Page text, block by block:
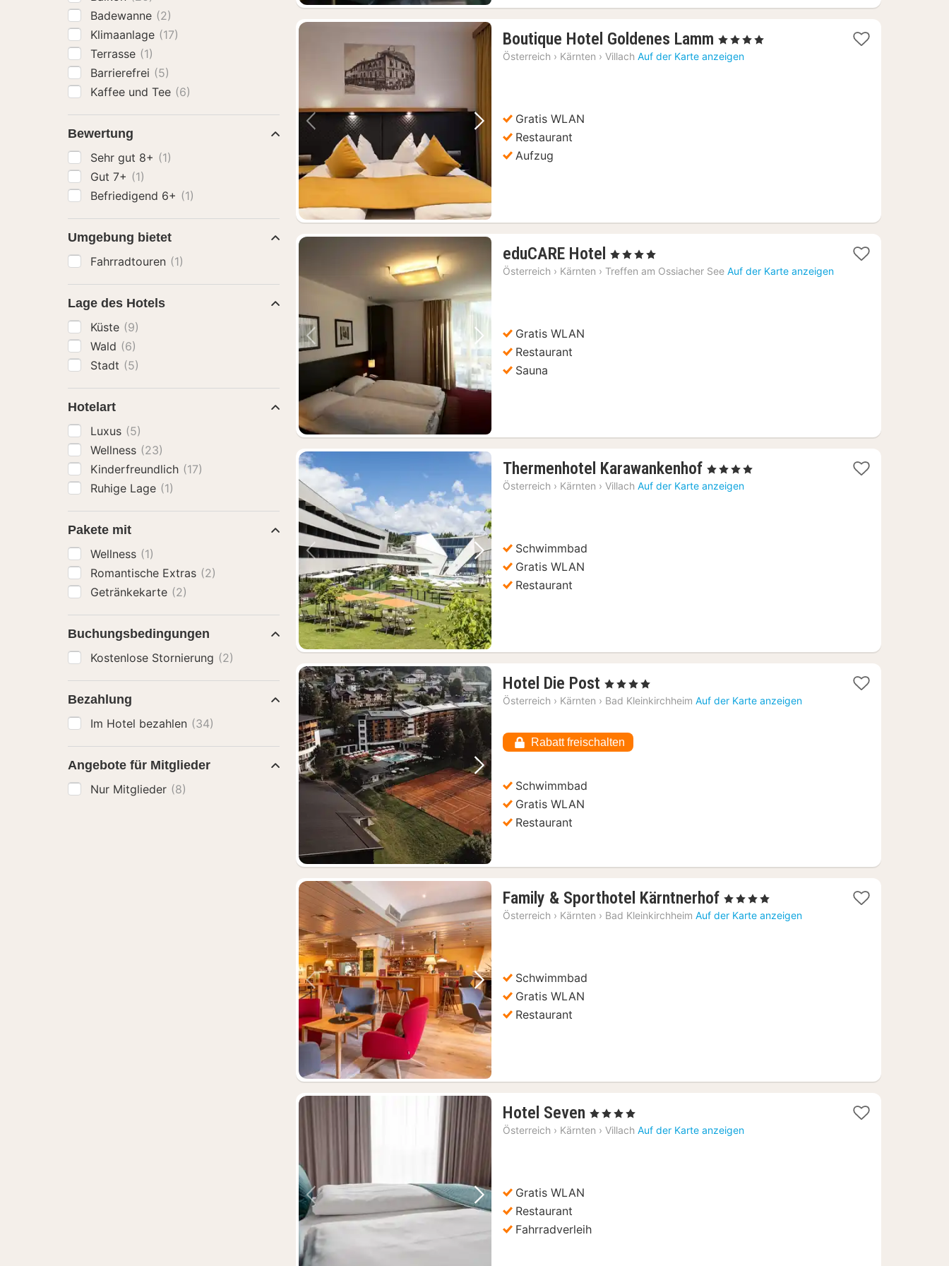
Vorheriges Bild Nächstes Bild
Boutique Hotel Goldenes Lamm 1
Nacht
, 4 Sterne
Österreich › Kärnten › Villach Auf der Karte anzeigen
Gratis WLAN
Restaurant
Aufzug
Vorheriges Bild Nächstes Bild
eduCARE Hotel 1
Nacht
, 4 Sterne
Österreich › Kärnten › Treffen am Ossiacher See Auf der Karte anzeigen
Gratis WLAN
Restaurant
Sauna
Vorheriges Bild Nächstes Bild
Thermenhotel Karawankenhof 1
Nacht
, 4 Sterne
Österreich › Kärnten › Villach Auf der Karte anzeigen
Schwimmbad
Gratis WLAN
Restaurant
Vorheriges Bild Nächstes Bild
Hotel Die Post 1
Nacht
340,46
€
, 4 Sterne
Österreich › Kärnten › Bad Kleinkirchheim Auf der Karte anzeigen
Rabatt freischalten
Schwimmbad
Gratis WLAN
Restaurant
Vorheriges Bild Nächstes Bild
Family & Sporthotel Kärntnerhof 1
Nacht
, 4 Sterne
Österreich › Kärnten › Bad Kleinkirchheim Auf der Karte anzeigen
Schwimmbad
Gratis WLAN
Restaurant
Vorheriges Bild Nächstes Bild
Hotel Seven 1
Nacht
, 4 Sterne
Österreich › Kärnten › Villach Auf der Karte anzeigen
Gratis WLAN
Restaurant
Fahrradverleih
Badewanne (2)
Klimaanlage (17)
Terrasse (1)
Barrierefrei (5)
Kaffee und Tee (6)
Bewertung
Sehr gut 8+ (1)
Gut 7+ (1)
Befriedigend 6+ (1)
Umgebung bietet
Fahrradtouren (1)
Lage des Hotels
Küste (9)
Wald (6)
Stadt (5)
Hotelart
Luxus (5)
Wellness (23)
Kinderfreundlich (17)
Ruhige Lage (1)
Pakete mit
Wellness (1)
Romantische Extras (2)
Getränkekarte (2)
Buchungsbedingungen
Kostenlose Stornierung (2)
Bezahlung
Im Hotel bezahlen (34)
Angebote für Mitglieder
Nur Mitglieder (8)